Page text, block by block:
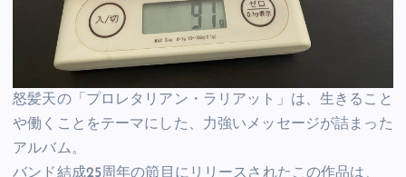
怒髪天の「プロレタリアン・ラリアット」は、生きること
や働くことをテーマにした、力強いメッセージが詰まった
アルバム。
バンド結成25周年の節目にリリースされたこの作品は、